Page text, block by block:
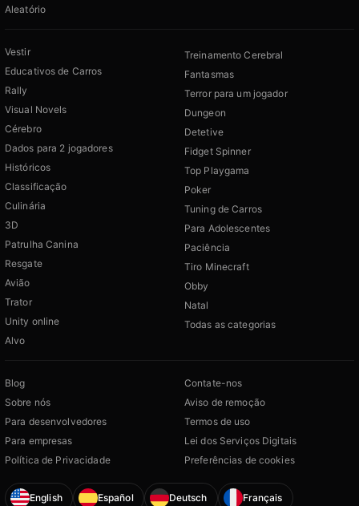
Aleatório
Vestir
Educativos de Carros
Rally
Visual Novels
Cérebro
Dados para 2 jogadores
Históricos
Classificação
Culinária
3D
Patrulha Canina
Resgate
Avião
Trator
Unity online
Alvo
Treinamento Cerebral
Fantasmas
Terror para um jogador
Dungeon
Detetive
Fidget Spinner
Top Playgama
Poker
Tuning de Carros
Para Adolescentes
Paciência
Tiro Minecraft
Obby
Natal
Todas as categorias
Blog
Sobre nós
Para desenvolvedores
Para empresas
Política de Privacidade
Contate-nos
Aviso de remoção
Termos de uso
Lei dos Serviços Digitais
Preferências de cookies
English Español Deutsch Français